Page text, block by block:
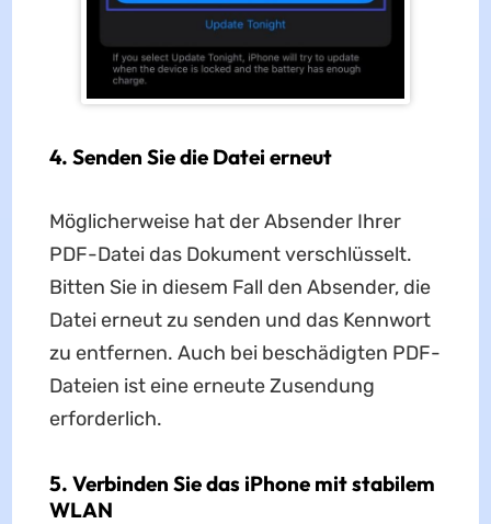
4. Senden Sie die Datei erneut
Möglicherweise hat der Absender Ihrer
PDF-Datei das Dokument verschlüsselt.
Bitten Sie in diesem Fall den Absender, die
Datei erneut zu senden und das Kennwort
zu entfernen. Auch bei beschädigten PDF-
Dateien ist eine erneute Zusendung
erforderlich.
5. Verbinden Sie das iPhone mit stabilem
WLAN